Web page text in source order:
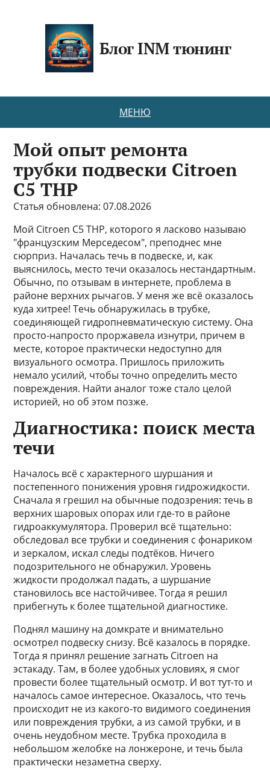
Блог INM тюнинг
МЕНЮ
Мой опыт ремонта
трубки подвески Citroen
C5 THP
Статья обновлена: 07.08.2026
Мой Citroen C5 THP, которого я ласково называю
"французским Мерседесом", преподнес мне
сюрприз. Началась течь в подвеске, и, как
выяснилось, место течи оказалось нестандартным.
Обычно, по отзывам в интернете, проблема в
районе верхних рычагов. У меня же всё оказалось
куда хитрее! Течь обнаружилась в трубке,
соединяющей гидропневматическую систему. Она
просто-напросто проржавела изнутри, причем в
месте, которое практически недоступно для
визуального осмотра. Пришлось приложить
немало усилий, чтобы точно определить место
повреждения. Найти аналог тоже стало целой
историей, но об этом позже.
Диагностика: поиск места
течи
Началось всё с характерного шуршания и
постепенного понижения уровня гидрожидкости.
Сначала я грешил на обычные подозрения: течь в
верхних шаровых опорах или где-то в районе
гидроаккумулятора. Проверил всё тщательно:
обследовал все трубки и соединения с фонариком
и зеркалом, искал следы подтёков. Ничего
подозрительного не обнаружил. Уровень
жидкости продолжал падать, а шуршание
становилось все настойчивее. Тогда я решил
прибегнуть к более тщательной диагностике.
Поднял машину на домкрате и внимательно
осмотрел подвеску снизу. Всё казалось в порядке.
Тогда я принял решение загнать Citroen на
эстакаду. Там, в более удобных условиях, я смог
провести более тщательный осмотр. И вот тут-то и
началось самое интересное. Оказалось, что течь
происходит не из какого-то видимого соединения
или повреждения трубки, а из самой трубки, и в
очень неудобном месте. Трубка проходила в
небольшом желобке на лонжероне, и течь была
практически незаметна сверху.